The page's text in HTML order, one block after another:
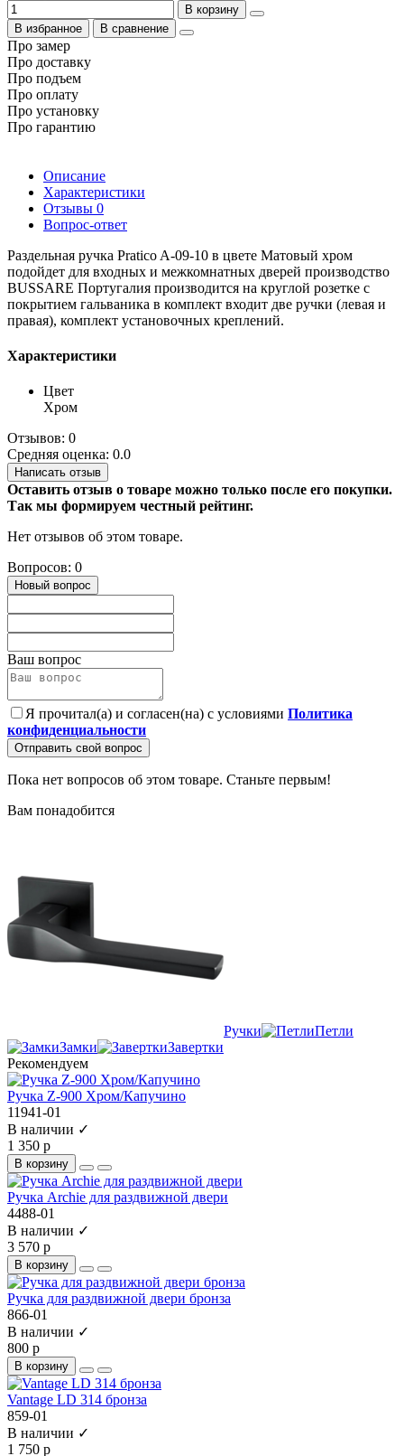
В корзину
В избранное
В сравнение
Про замер
Про доставку
Про подъем
Про оплату
Про установку
Про гарантию
Описание
Характеристики
Отзывы 0
Вопрос-ответ
Раздельная ручка Pratico A-09-10 в цвете Матовый хром
подойдет для входных и межкомнатных дверей производство
BUSSARE Португалия производится на круглой розетке с
покрытием гальваника в комплект входит две ручки (левая и
правая), комплект установочных креплений.
Характеристики
Цвет
Хром
Отзывов: 0
Средняя оценка: 0.0
Написать отзыв
Оставить отзыв о товаре можно только после его покупки.
Так мы формируем честный рейтинг.
Нет отзывов об этом товаре.
Вопросов: 0
Новый вопрос
Ваш вопрос
Я прочитал(а) и согласен(на) с условиями Политика
конфиденциальности
Отправить свой вопрос
Пока нет вопросов об этом товаре. Станьте первым!
Вам понадобится
Ручки
Петли
Замки
Завертки
Рекомендуем
Ручка Z-900 Хром/Капучино
11941-01
В наличии ✓
1 350 р
В корзину
Ручка Archie для раздвижной двери
4488-01
В наличии ✓
3 570 р
В корзину
Ручка для раздвижной двери бронза
866-01
В наличии ✓
800 р
В корзину
Vantage LD 314 бронза
859-01
В наличии ✓
1 750 р